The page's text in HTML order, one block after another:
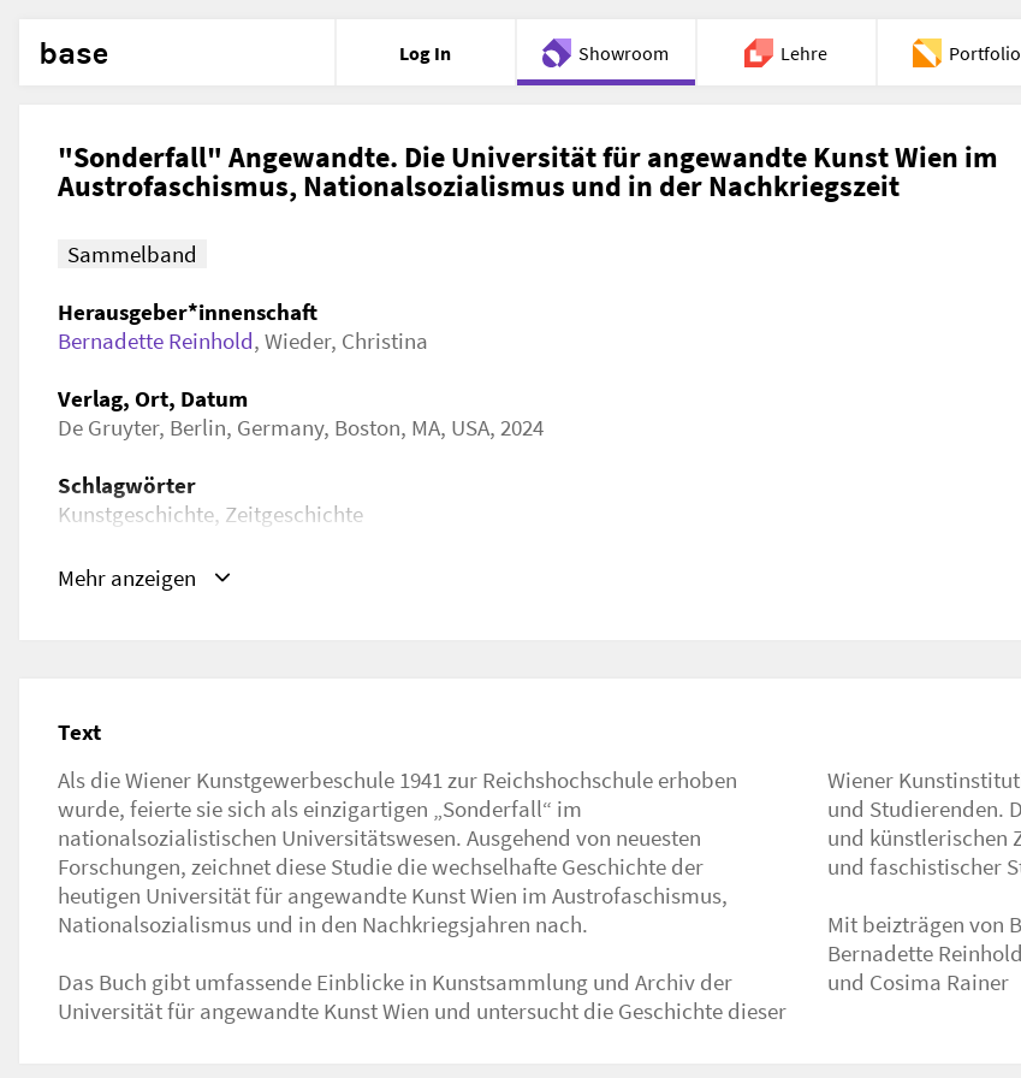
base Log In Showroom Lehre Portfolio
"Sonderfall" Angewandte. Die Universität für angewandte Kunst Wien im
Austrofaschismus, Nationalsozialismus und in der Nachkriegszeit
Sammelband
Herausgeber*innenschaft
Bernadette Reinhold, Wieder, Christina
Verlag, Ort, Datum
De Gruyter, Berlin, Germany, Boston, MA, USA, 2024
Schlagwörter
Kunstgeschichte, Zeitgeschichte
ISBN/ISSN/ISMN, DOI
ISBN/ISSN/ISMN:
Mehr anzeigen
Text
Als die Wiener Kunstgewerbeschule 1941 zur Reichshochschule erhoben
wurde, feierte sie sich als einzigartigen „Sonderfall“ im
nationalsozialistischen Universitätswesen. Ausgehend von neuesten
Forschungen, zeichnet diese Studie die wechselhafte Geschichte der
heutigen Universität für angewandte Kunst Wien im Austrofaschismus,
Nationalsozialismus und in den Nachkriegsjahren nach.
Das Buch gibt umfassende Einblicke in Kunstsammlung und Archiv der
Universität für angewandte Kunst Wien und untersucht die Geschichte dieser
Wiener Kunstinstitution, ihre Klassen und Werkstätten sowie ihre Lehrenden
und Studierenden. Dabei stellen sich Fragen nach politischen, kulturellen
und künstlerischen Zäsuren sowie Kontinuitäten im Wandel demokratischer
und faschistischer Strukturen, die die Universität von 1933 bis 1955 prägten.
Mit beizträgen von Bettina Buchendorfer, Sophie Geretsegger, Silvia Herkt,
und Cosima Rainer